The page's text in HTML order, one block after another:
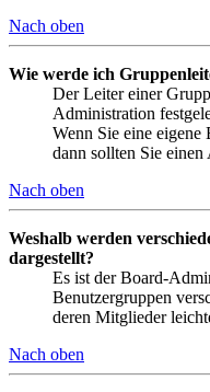
Nach oben
Wie werde ich
Der Leiter einer
Administration
Wenn Sie eine eigene
dann sollten Sie
Nach oben
Weshalb werden
dargestellt?
Es ist der Board-
Benutzergruppen
deren Mitglieder
Nach oben